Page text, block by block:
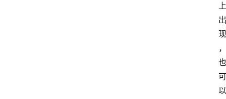
上
出
现
，
也
可
以